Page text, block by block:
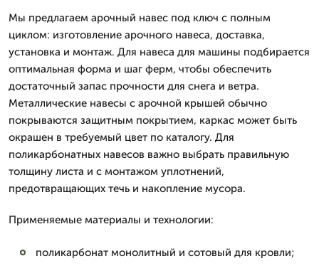
Мы предлагаем арочный навес под ключ с полным
циклом: изготовление арочного навеса, доставка,
установка и монтаж. Для навеса для машины подбирается
оптимальная форма и шаг ферм, чтобы обеспечить
достаточный запас прочности для снега и ветра.
Металлические навесы с арочной крышей обычно
покрываются защитным покрытием, каркас может быть
окрашен в требуемый цвет по каталогу. Для
поликарбонатных навесов важно выбрать правильную
толщину листа и с монтажом уплотнений,
предотвращающих течь и накопление мусора.
Применяемые материалы и технологии:
поликарбонат монолитный и сотовый для кровли;